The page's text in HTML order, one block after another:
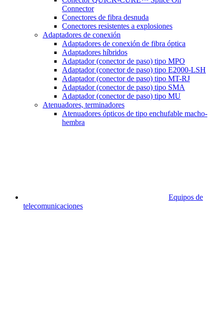
Connector
Conectores de fibra desnuda
Conectores resistentes a explosiones
Adaptadores de conexión
Adaptadores de conexión de fibra óptica
Adaptadores híbridos
Adaptador (conector de paso) tipo MPO
Adaptador (conector de paso) tipo E2000-LSH
Adaptador (conector de paso) tipo MT-RJ
Adaptador (conector de paso) tipo SMA
Adaptador (conector de paso) tipo MU
Atenuadores, terminadores
Atenuadores ópticos de tipo enchufable macho-
hembra
Equipos de
telecomunicaciones